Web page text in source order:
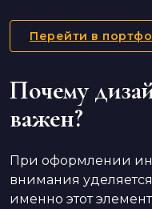
Перейти в
Почему
важен?
При оформлении
внимания
именно этот